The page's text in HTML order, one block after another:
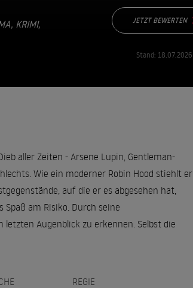
, KRIMI,
JETZT BEWERTEN
Stand: 18.07.2026
aller Zeiten - Arsene Lupin, Gentleman-
Wie ein moderner Robin Hood stiehlt er
auf die er es abgesehen hat,
am Risiko. Durch seine
Augenblick zu erkennen. Selbst die
REGIE